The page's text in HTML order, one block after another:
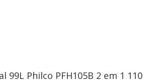
99L Philco PFH105B 2 em 1 110